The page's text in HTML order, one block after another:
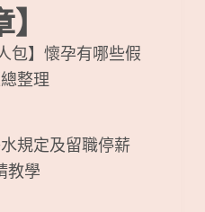
包】懷孕有哪些假
整理
規定及留職停薪
教學